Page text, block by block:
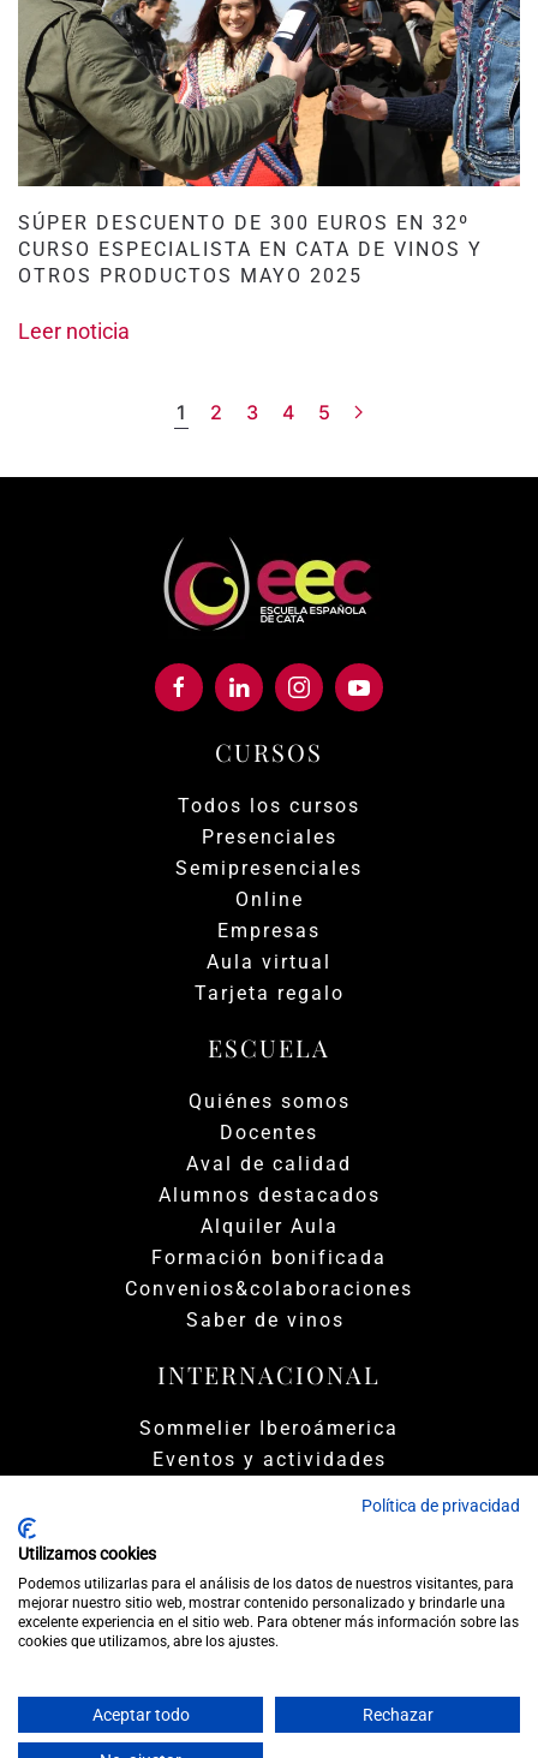
SÚPER DESCUENTO DE 300 EUROS EN 32º
CURSO ESPECIALISTA EN CATA DE VINOS Y
OTROS PRODUCTOS MAYO 2025
Leer noticia
1 2 3 4 5
CURSOS
Todos los cursos
Presenciales
Semipresenciales
Online
Empresas
Aula virtual
Tarjeta regalo
ESCUELA
Quiénes somos
Docentes
Aval de calidad
Alumnos destacados
Alquiler Aula
Formación bonificada
Convenios&colaboraciones
Saber de vinos
INTERNACIONAL
Sommelier Iberoámerica
Eventos y actividades
Términos y condiciones |FAQs
Política de privacidad
Utilizamos cookies
Podemos utilizarlas para el análisis de los datos de nuestros visitantes, para
mejorar nuestro sitio web, mostrar contenido personalizado y brindarle una
excelente experiencia en el sitio web. Para obtener más información sobre las
cookies que utilizamos, abre los ajustes.
Aceptar todo Rechazar